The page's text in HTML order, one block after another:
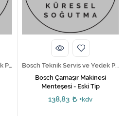
Bosch Teknik Servis ve Yedek Parça Hizmetleri
Bosch Teknik Servis ve Yedek Parça Hizmetleri
Bosch Çamaşır Makinesi
Menteşesi - Eski Tip
138,83 +kdv